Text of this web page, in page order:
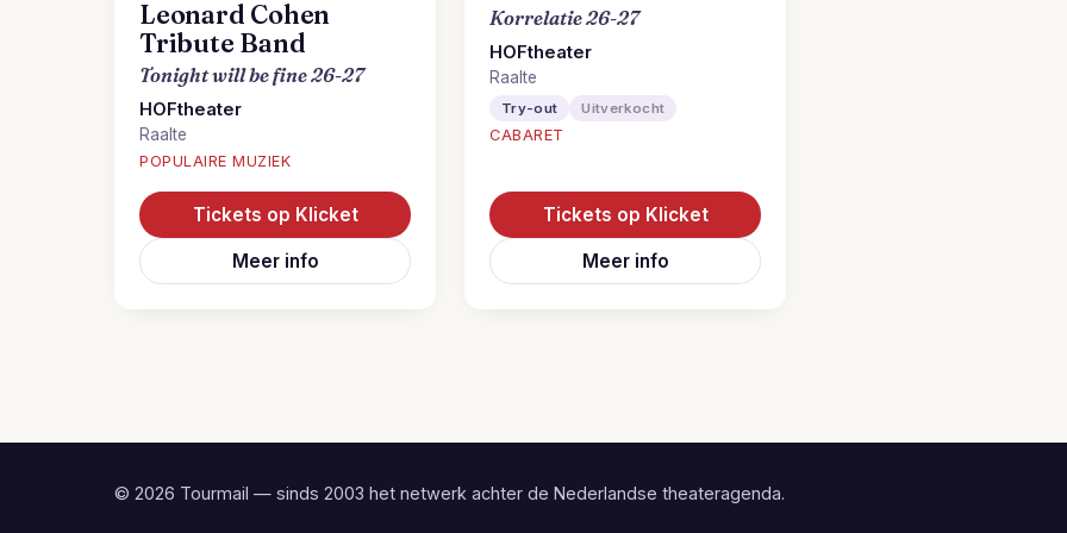
Leonard Cohen
Tribute Band
Tonight will be fine 26-27
HOFtheater
Raalte
POPULAIRE MUZIEK
Tickets op Klicket
Meer info
Korrelatie 26-27
HOFtheater
Raalte
Try-out Uitverkocht
CABARET
Tickets op Klicket
Meer info
© 2026 Tourmail — sinds 2003 het netwerk achter de Nederlandse theateragenda.